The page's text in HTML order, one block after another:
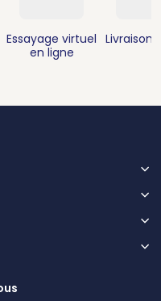
Essayage virtuel
en ligne
Livraison